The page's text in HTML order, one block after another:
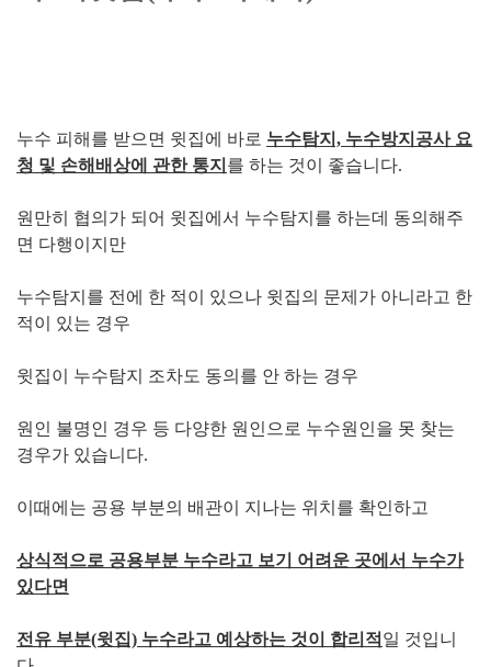
누수 피해를 받으면 윗집에 바로 누수탐지, 누수방지공사 요
청 및 손해배상에 관한 통지 를 하는 것이 좋습니다.
원만히 협의가 되어 윗집에서 누수탐지를 하는데 동의해주
면 다행이지만
누수탐지를 전에 한 적이 있으나 윗집의 문제가 아니라고 한
적이 있는 경우
윗집이 누수탐지 조차도 동의를 안 하는 경우
원인 불명인 경우 등 다양한 원인으로 누수원인을 못 찾는
경우가 있습니다.
이때에는 공용 부분의 배관이 지나는 위치를 확인하고
상식적으로 공용부분 누수라고 보기 어려운 곳에서 누수가
있다면
전유 부분(윗집) 누수라고 예상하는 것이 합리적일 것입니